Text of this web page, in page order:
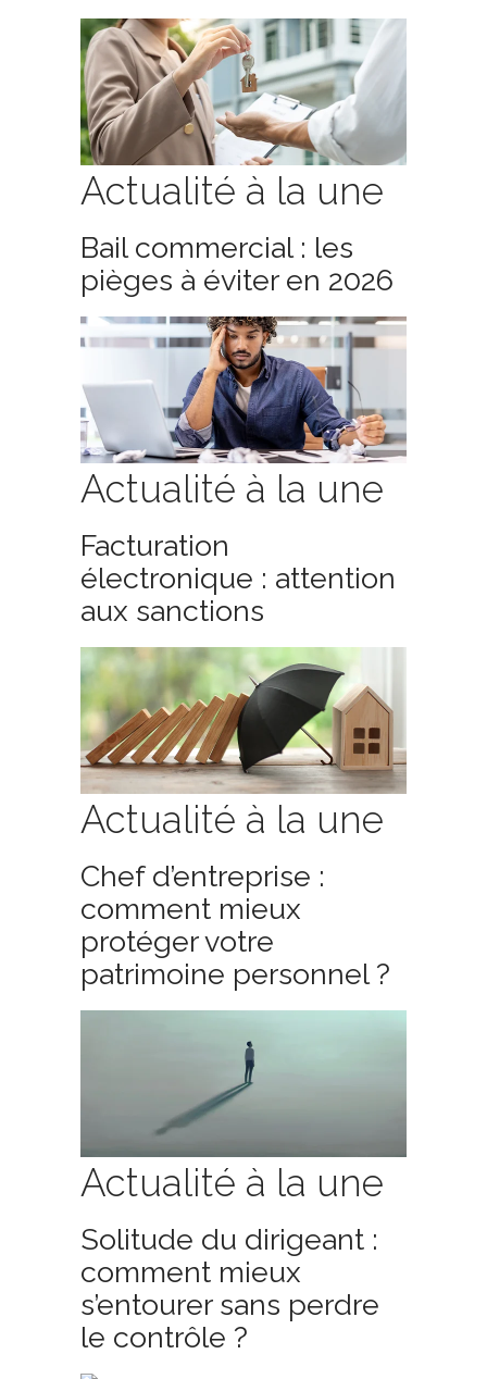
Actualité à la une
Bail commercial : les
pièges à éviter en 2026
Actualité à la une
Facturation
électronique : attention
aux sanctions
Actualité à la une
Chef d’entreprise :
comment mieux
protéger votre
patrimoine personnel ?
Actualité à la une
Solitude du dirigeant :
comment mieux
s’entourer sans perdre
le contrôle ?